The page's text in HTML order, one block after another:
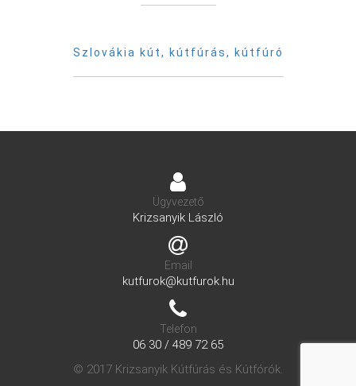
Szlovákia kút, kútfúrás, kútfúró
Ügyvezető
Krizsanyik László
Email
kutfurok@kutfurok.hu
Telefon
06 30 / 489 72 65
© 2017 Krizsanyik Kútfúrás és Kútfórók.